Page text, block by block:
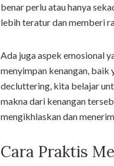
benar perlu atau hanya
lebih teratur dan memberi
Ada juga aspek emosional
menyimpan kenangan, baik
decluttering, kita belajar
makna dari kenangan
mengikhlaskan dan
Cara Praktis